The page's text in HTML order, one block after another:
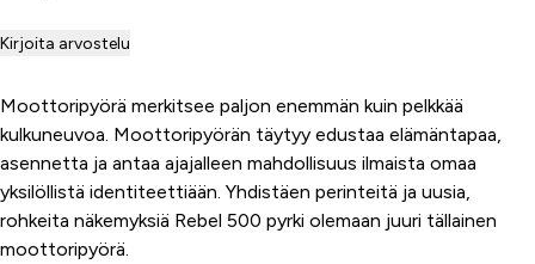
Kirjoita arvostelu
Moottoripyörä merkitsee paljon enemmän kuin pelkkää
kulkuneuvoa. Moottoripyörän täytyy edustaa elämäntapaa,
asennetta ja antaa ajajalleen mahdollisuus ilmaista omaa
yksilöllistä identiteettiään. Yhdistäen perinteitä ja uusia,
rohkeita näkemyksiä Rebel 500 pyrki olemaan juuri tällainen
moottoripyörä.